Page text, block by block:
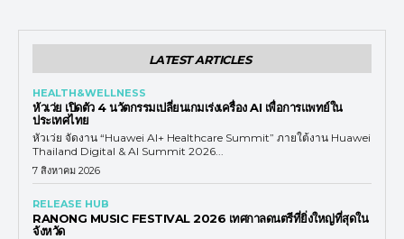
LATEST ARTICLES
HEALTH&WELLNESS
หัวเว่ย เปิดตัว 4 นวัตกรรมเปลี่ยนเกมเร่งเครื่อง AI เพื่อการแพทย์ใน
ประเทศไทย
หัวเว่ย จัดงาน “Huawei AI+ Healthcare Summit” ภายใต้งาน Huawei
Thailand Digital & AI Summit 2026...
7 สิงหาคม 2026
RELEASE HUB
RANONG MUSIC FESTIVAL 2026 เทศกาลดนตรีที่ยิ่งใหญ่ที่สุดใน
จังหวัด